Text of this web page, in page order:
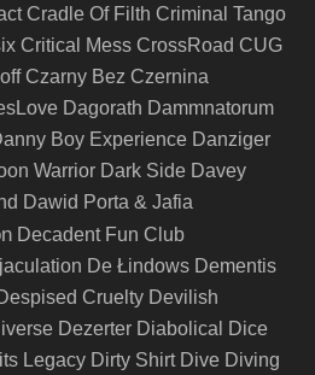
Cradle Of Filth Criminal Tango
Critical Mess CrossRoad CUG
Czarny Bez Czernina
Dagorath Dammnatorum
Boy Experience Danziger
Warrior Dark Side Davey
Dawid Porta & Jafia
Decadent Fun Club
De Łindows Dementis
Cruelty Devilish
Dezerter Diabolical
Dice
Legacy Dirty Shirt Dive Diving